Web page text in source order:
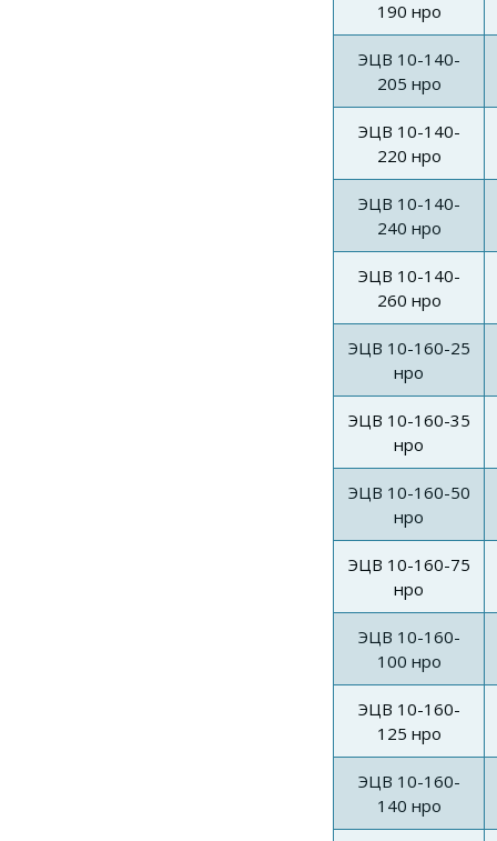
190 нро
ЭЦВ 10-140-
205 нро
ЭЦВ 10-140-
220 нро
ЭЦВ 10-140-
240 нро
ЭЦВ 10-140-
260 нро
ЭЦВ 10-160-25
нро
ЭЦВ 10-160-35
нро
ЭЦВ 10-160-50
нро
ЭЦВ 10-160-75
нро
ЭЦВ 10-160-
100 нро
ЭЦВ 10-160-
125 нро
ЭЦВ 10-160-
140 нро